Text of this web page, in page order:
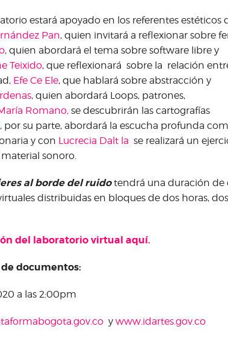
estará apoyado en los referentes estéticos
Pan, quien invitará a reflexionar sobre
, quien abordará el tema sobre software libre y
Teixido, que reflexionará sobre la relación
Efe Ce Ele, que hablará sobre abstracción y
, quien abordará Loops, patrones,
Romano,se descubrirán las cartografías
, por su parte, abordará la escucha profunda
y con Lucrecia Dalt la se realizará un
sonoro.
al borde del ruidotendrá una duración de
distribuidas en bloques de dos horas,
del laboratorio virtual aquí.
​documentos:
​a​ ​las​ 2:00pm
y www.idartes.gov.co